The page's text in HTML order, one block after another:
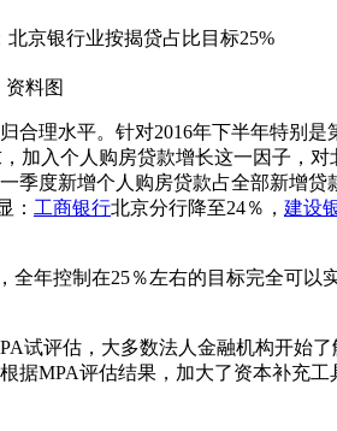
资料图
水平。针对2016年下半年特别是
入个人购房贷款增长这一因子，
度新增个人购房贷款占全部新增贷
： 工商银行北京分行降至24％， 建设
年控制在25％左右的目标完全可以
评估，大多数法人金融机构开始了
MPA评估结果，加大了资本补充